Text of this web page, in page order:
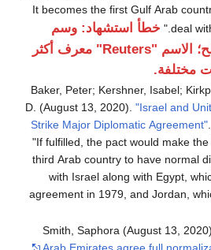
It becomes the first Gulf Arab
deal
خطأ استشهاد: وسم
غير صالح؛ الاسم "Reuters" معرف أكثر
مختلفة.
Baker, Peter; Kershner, Isabel;
D. (August 13, 2020)."Israel and
Strike Major Diplomatic Agreement"
If fulfilled, the pact would make
third Arab country to have normal
with Israel along with Egypt,
agreement in 1979, and Jordan,
Smith, Saphora (August 13,
Arab Emirates agree full